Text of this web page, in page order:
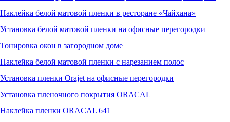
Наклейка белой матовой пленки в ресторане «Чайхана»
Установка белой матовой пленки на офисные перегородки
Тонировка окон в загородном доме
Наклейка белой матовой пленки с нарезанием полос
Установка пленки Orajet на офисные перегородки
Установка пленочного покрытия ORACAL
Наклейка пленки ORACAL 641